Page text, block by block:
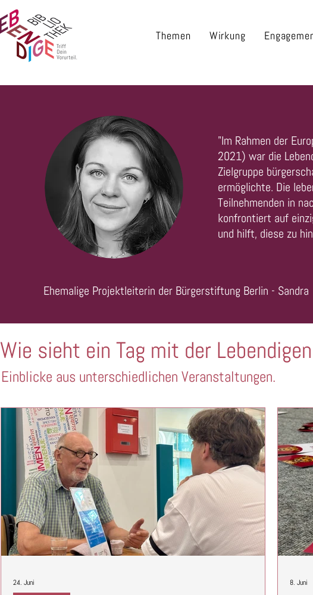
Themen Wirkung
"Im Rahmen der
2021) war die
Zielgruppe
ermöglichte. Die
Teilnehmenden in
konfrontiert auf
und hilft, diese zu
Ehemalige Projektleiterin der Bürgerstiftung Berlin - Sandra
Wie sieht ein Tag mit der
Einblicke aus unterschiedlichen Veranstaltungen.
24. Juni 8. Juni